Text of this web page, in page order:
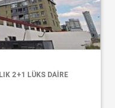
2+1 LÜKS DAİRE